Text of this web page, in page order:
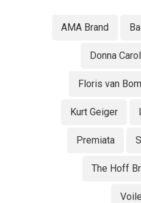
AMA Brand
Donna
Floris van
Kurt Geiger
Premiata
The Hoff